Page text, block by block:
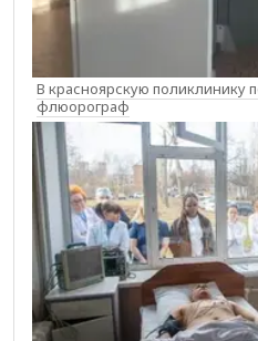
В красноярскую поликлинику
флюорограф